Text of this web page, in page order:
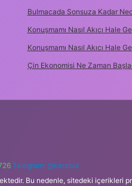
Bulmacada Sonsuza Kadar
Konuşmamı Nasıl Akıcı Hale
Konuşmamı Nasıl Akıcı Hale
Çin Ekonomisi Ne Zaman
Telegram: @karabul
Bu nedenle, sitedeki içerikleri